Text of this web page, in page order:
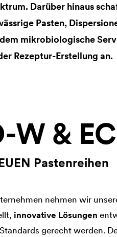
Darüber hinaus
Pasten,
mikrobiologische
Rezeptur-Erstellung an.
W &
Pastenreihen
nehmen wir
innovative Lösungen
gerecht werden.